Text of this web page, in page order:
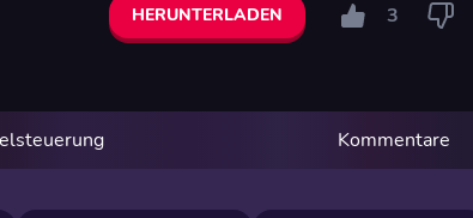
HERUNTERLADEN 3
Kommentare